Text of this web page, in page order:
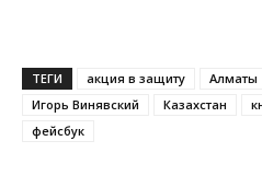
ТЕГИ акция в защиту Алматы
Игорь Винявский
Казахстан
фейсбук